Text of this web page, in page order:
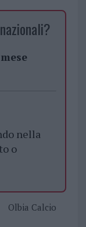
nella
o
Olbia Calcio